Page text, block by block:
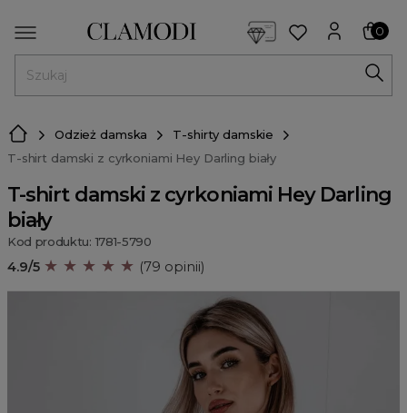
0
Odzież damska
T-shirty damskie
T-shirt damski z cyrkoniami Hey Darling biały
T-shirt damski z cyrkoniami Hey Darling
biały
Kod produktu: 1781-5790
4.9/5 ★ ★ ★ ★ ★ (79 opinii)